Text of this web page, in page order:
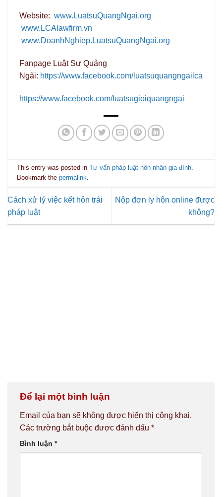
Website: www.LuatsuQuangNgai.org
www.LCAlawfirm.vn
www.DoanhNghiep.LuatsuQuangNgai.org
Fanpage Luật Sư Quảng
Ngãi: https://www.facebook.com/luatsuquangngailca
https://www.facebook.com/luatsugioiquangngai
This entry was posted inTư vấn pháp luật hôn nhân gia đình.
Bookmark thepermalink.
Cách xử lý việc kết hôn trái
pháp luật
Nộp đơn ly hôn online được
không?
Để lại một bình luận
Email của bạn sẽ không được hiển thị công khai.
Các trường bắt buộc được đánh dấu *
Bình luận *